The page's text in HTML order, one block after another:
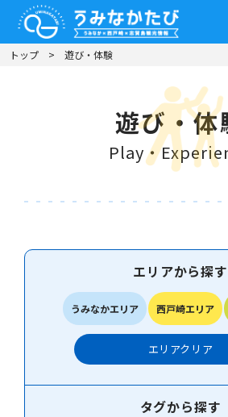
トップ 遊び・体験
遊び・体
Play・
エリアから探す
うみなかエリア 西戸崎エリア
エリアクリア
タグから探す